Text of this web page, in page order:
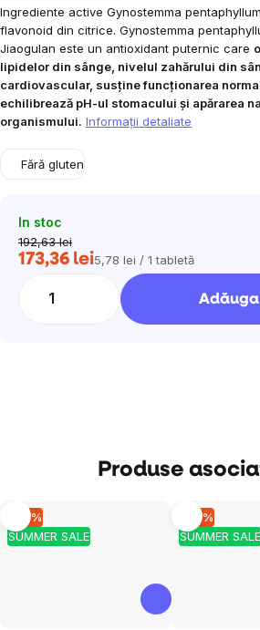
Ingrediente active Gynostemma
flavonoid din citrice. Gynostemma
Jiaogulan este un antioxidant puternic care
lipidelor din sânge, nivelul zahărului din
cardiovascular, susține funcționarea
echilibrează pH-ul stomacului și apărarea
organismului. Informaţii detaliate
Fără gluten
In stoc
192,63 lei
173,36 leiEvaluare
5,78 lei / 1 tabletă
Adăuga
Produse
SUMMER SALE
–10 %
SUMMER SALE
–10 %